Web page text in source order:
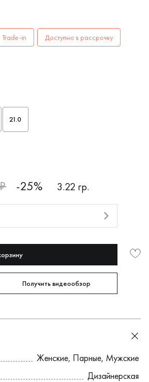
парные 1-110-10 AU 585
Trade-in Доступно в рассрочку
21.0
-25% 3.22 гр.
Получить видеообзор
Женские, Парные, Мужские
Дизайнерская